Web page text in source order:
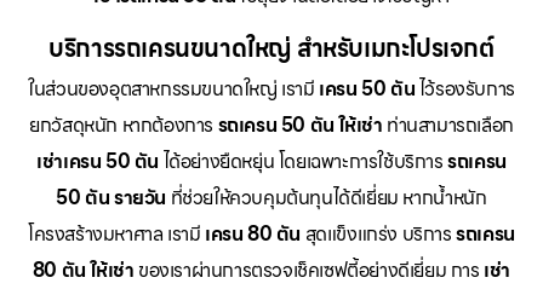
บริการรถเครนขนาดใหญ่ สำหรับเมกะโปรเจกต์
ในส่วนของอุตสาหกรรมขนาดใหญ่ เรามี เครน 50 ตันไว้รองรับการ
ยกวัสดุหนัก หากต้องการ รถเครน 50 ตัน ให้เช่า ท่านสามารถเลือก
เช่าเครน 50 ตัน ได้อย่างยืดหยุ่น โดยเฉพาะการใช้บริการรถเครน
50 ตัน รายวัน ที่ช่วยให้ควบคุมต้นทุนได้ดีเยี่ยม หากน้ำหนัก
โครงสร้างมหาศาล เรามี เครน 80 ตัน สุดแข็งแกร่ง บริการรถเครน
80 ตัน ให้เช่า ของเราผ่านการตรวจเช็คเซฟตี้อย่างดีเยี่ยม การ เช่า